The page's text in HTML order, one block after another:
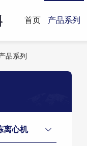
首页 产品系列
品系列
离心机